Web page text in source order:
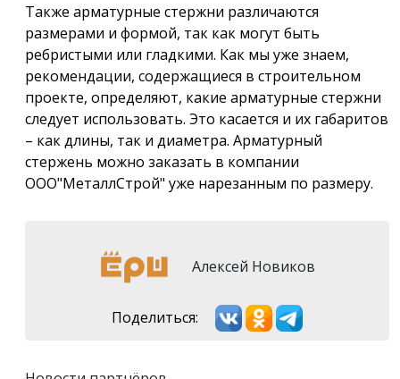
Также арматурные стержни различаются
размерами и формой, так как могут быть
ребристыми или гладкими. Как мы уже знаем,
рекомендации, содержащиеся в строительном
проекте, определяют, какие арматурные стержни
следует использовать. Это касается и их габаритов
– как длины, так и диаметра. Арматурный
стержень можно заказать в компании
ООО"МеталлСтрой" уже нарезанным по размеру.
Алексей Новиков
Поделиться: